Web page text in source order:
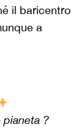
il baricentro
a
pianeta ?